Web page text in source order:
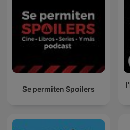
Se permiten Spoilers